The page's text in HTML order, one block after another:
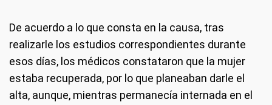
De acuerdo a lo que consta en la causa, tras
realizarle los estudios correspondientes durante
esos días, los médicos constataron que la mujer
estaba recuperada, por lo que planeaban darle el
alta, aunque, mientras permanecía internada en el